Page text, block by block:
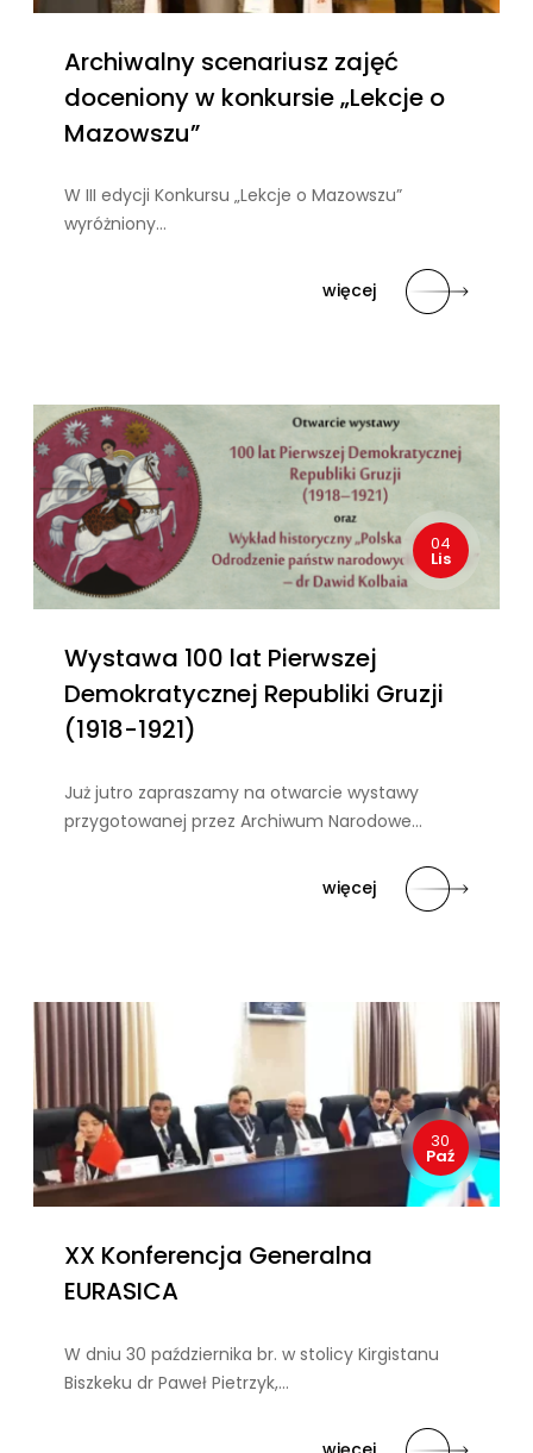
Archiwalny scenariusz zajęć
doceniony w konkursie „Lekcje o
Mazowszu”
W III edycji Konkursu „Lekcje o Mazowszu”
wyróżniony…
więcej
04
Lis
Wystawa 100 lat Pierwszej
Demokratycznej Republiki Gruzji
(1918-1921)
Już jutro zapraszamy na otwarcie wystawy
przygotowanej przez Archiwum Narodowe…
więcej
30
Paź
XX Konferencja Generalna
EURASICA
W dniu 30 października br. w stolicy Kirgistanu
Biszkeku dr Paweł Pietrzyk,…